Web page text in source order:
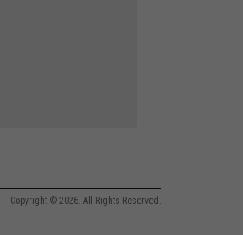
Copyright © 2026. All Rights Reserved.